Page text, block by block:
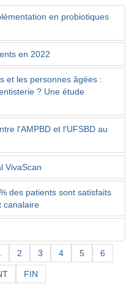
en probiotiques
en 2022
et les personnes âgées :
? Une étude
l'AMPBD et l'UFSBD au
VivaScan
des patients sont satisfaits
canalaire
2 3 4 5 6
FIN